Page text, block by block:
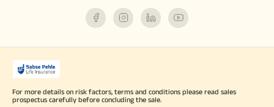
For more details on risk factors, terms and conditions please read sales
prospectus carefully before concluding the sale.